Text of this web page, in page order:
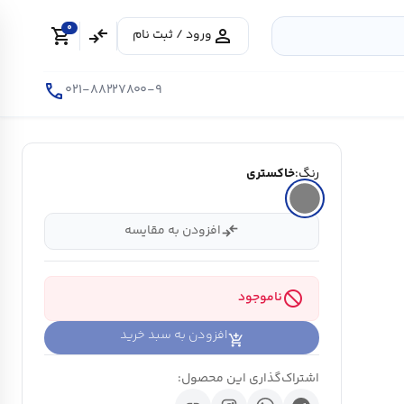
person ورود / ثبت نام compare_arrows
shopping_cart
0
۰۲۱-۸۸۲۲۷۸۰۰-۹call
رنگ:خاکستری
compare_arrowsافزودن به مقایسه
blockناموجود
افزودن به سبد خرید
اشتراک‌گذاری این محصول: